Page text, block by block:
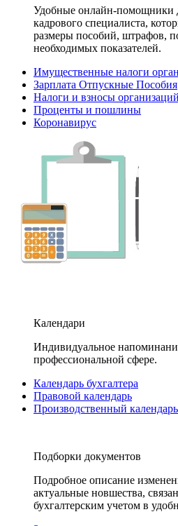
Удобные онлайн-помощники
кадрового специалиста,
размеры пособий, штрафов,
необходимых показателей.
Имущественные налоги
Зарплата Отпускные Пособия
Налоги и взносы организаций
Проценты и пошлины
Коронавирус
Календари
Индивидуальное
профессиональной сфере.
Календарь бухгалтера
Правовой календарь
Производственный календарь
Подборки документов
Подробное описание
актуальные новшества,
бухгалтерским учетом в